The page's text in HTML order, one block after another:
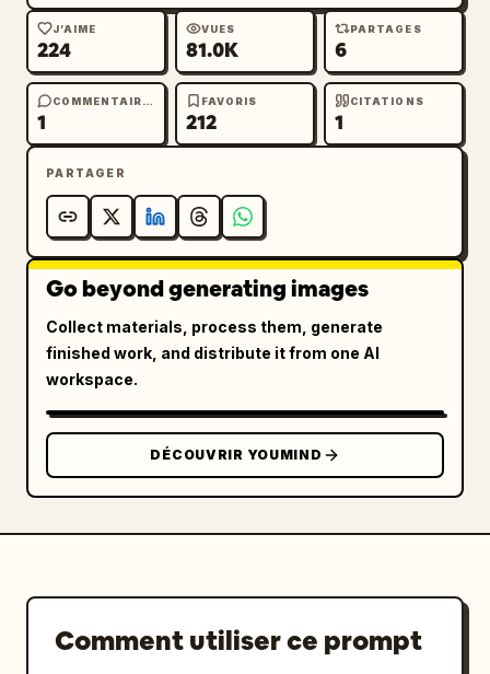
J’AIME
224
VUES
81.0K
PARTAGES
6
COMMENTAIRES
1
FAVORIS
212
CITATIONS
1
PARTAGER
Go beyond generating images
Collect materials, process them, generate
finished work, and distribute it from one AI
workspace.
DÉCOUVRIR YOUMIND
Comment utiliser ce prompt